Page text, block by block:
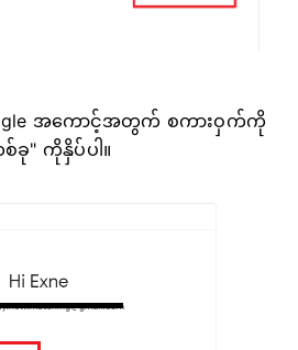
အကောင့်အတွက် စကားဝှက်ကို
ခု" ကိုနှိပ်ပါ။